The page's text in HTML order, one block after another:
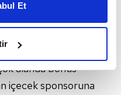
Bunu yaparken
deneyimi sunmak
ve bu noktada,
isteriz.
Et
sponsorlarla
alanda bonus
içecek sponsoruna